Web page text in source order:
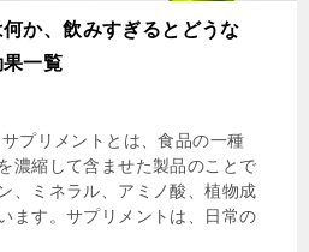
何か、飲みすぎるとどうな
一覧
プリメントとは、食品の一種
濃縮して含ませた製品のことで
、ミネラル、アミノ酸、植物成
ます。サプリメントは、日常の